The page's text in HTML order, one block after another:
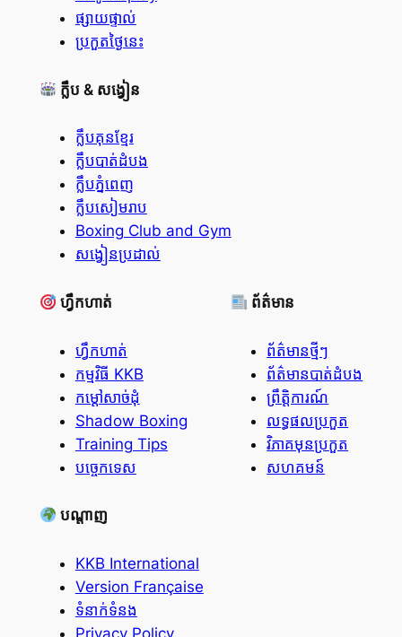
ផ្សាយផ្ទាល់
ប្រកួតថ្ងៃនេះ
ក្លឹប & សង្វៀន
ក្លឹបគុនខ្មែរ
ក្លឹបបាត់ដំបង
ក្លឹបភ្នំពេញ
ក្លឹបសៀមរាប
Boxing Club and Gym
សង្វៀនប្រដាល់
ហ្វឹកហាត់
ហ្វឹកហាត់
កម្មវិធី KKB
កម្ដៅសាច់ដុំ
Shadow Boxing
Training Tips
បច្ចេកទេស
ព័ត៌មាន
ព័ត៌មានថ្មីៗ
ព័ត៌មានបាត់ដំបង
ព្រឹត្តិការណ៍
លទ្ធផលប្រកួត
វិភាគមុនប្រកួត
សហគមន៍
បណ្តាញ
KKB International
Version Française
ទំនាក់ទំនង